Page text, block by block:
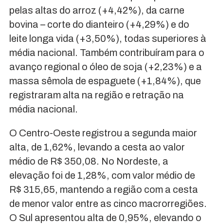
pelas altas do arroz (+4,42%), da carne
bovina – corte do dianteiro (+4,29%) e do
leite longa vida (+3,50%), todas superiores à
média nacional. Também contribuíram para o
avanço regional o óleo de soja (+2,23%) e a
massa sêmola de espaguete (+1,84%), que
registraram alta na região e retração na
média nacional.
O Centro-Oeste registrou a segunda maior
alta, de 1,62%, levando a cesta ao valor
médio de R$ 350,08. No Nordeste, a
elevação foi de 1,28%, com valor médio de
R$ 315,65, mantendo a região com a cesta
de menor valor entre as cinco macrorregiões.
O Sul apresentou alta de 0,95%, elevando o